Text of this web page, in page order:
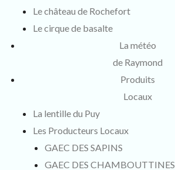
Le château de Rochefort
Le cirque de basalte
La météo
de Raymond
Produits
Locaux
La lentille du Puy
Les Producteurs Locaux
GAEC DES SAPINS
GAEC DES CHAMBOUTTINES